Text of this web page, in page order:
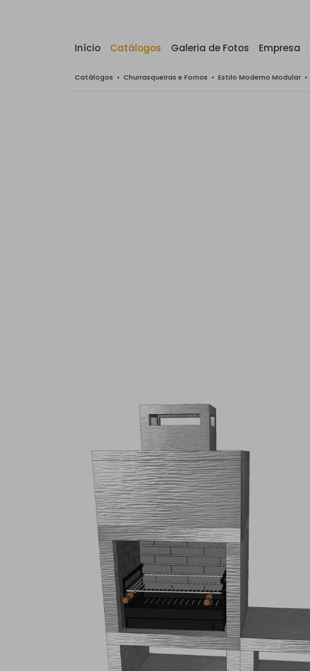
Início Catálogos Galeria de Fotos Empresa
Catálogos • Churrasqueiras e Fornos • Estilo Moderno Modular •